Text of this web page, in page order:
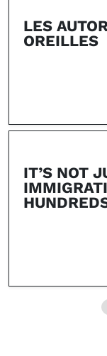
LES
OREILLES
IT’S NOT